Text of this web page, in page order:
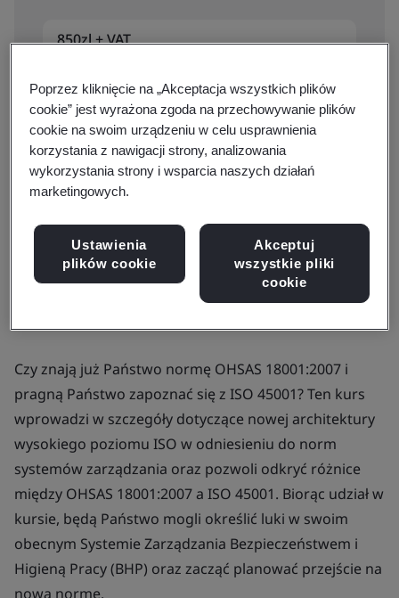
850zl + VAT
Sprawdź terminy i ceny
Dostępne do wyceny:
Szkolenie na miejscu
Formularz zapytania
Czy znają już Państwo normę OHSAS 18001:2007 i
pragną Państwo zapoznać się z ISO 45001? Ten kurs
wprowadzi w szczegóły dotyczące nowej architektury
wysokiego poziomu ISO w odniesieniu do norm
systemów zarządzania oraz pozwoli odkryć różnice
między OHSAS 18001:2007 a ISO 45001. Biorąc udział w
kursie, będą Państwo mogli określić luki w swoim
obecnym Systemie Zarządzania Bezpieczeństwem i
Higieną Pracy (BHP) oraz zacząć planować przejście na
nową normę.
Poprzez kliknięcie na „Akceptacja wszystkich plików
cookie” jest wyrażona zgoda na przechowywanie plików
cookie na swoim urządzeniu w celu usprawnienia
korzystania z nawigacji strony, analizowania
wykorzystania strony i wsparcia naszych działań
marketingowych.
Ustawienia
plików cookie
Akceptuj
wszystkie pliki
cookie